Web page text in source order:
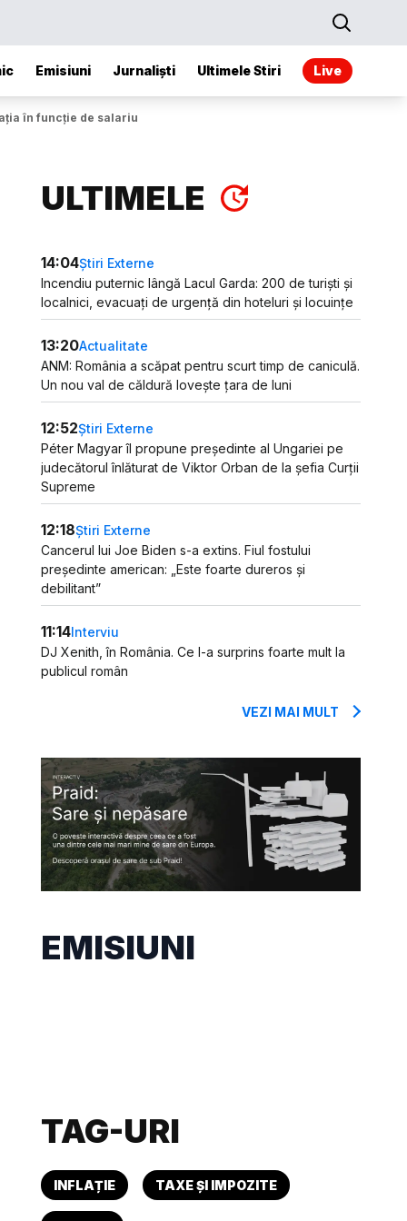
Emisiuni Jurnaliști Ultimele Stiri Live
în funcție de salariu
ULTIMELE
14:04Știri Externe
Incendiu puternic lângă Lacul Garda: 200 de turiști și
localnici, evacuați de urgență din hoteluri și locuințe
13:20Actualitate
ANM: România a scăpat pentru scurt timp de caniculă.
Un nou val de căldură lovește țara de luni
12:52Știri Externe
Péter Magyar îl propune președinte al Ungariei pe
judecătorul înlăturat de Viktor Orban de la șefia Curții
Supreme
12:18Știri Externe
Cancerul lui Joe Biden s-a extins. Fiul fostului
președinte american: „Este foarte dureros și
debilitant”
11:14Interviu
DJ Xenith, în România. Ce l-a surprins foarte mult la
publicul român
VEZI MAI MULT
EMISIUNI
TAG-URI
INFLAȚIE TAXE ȘI IMPOZITE